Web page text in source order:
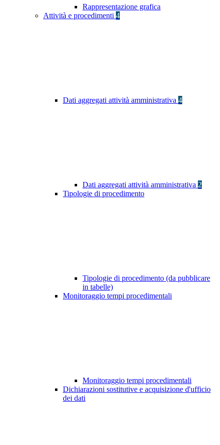
Rappresentazione grafica
Attività e procedimenti 4
Dati aggregati attività amministrativa 4
Dati aggregati attività amministrativa 2
Tipologie di procedimento
Tipologie di procedimento (da pubblicare
in tabelle)
Monitoraggio tempi procedimentali
Monitoraggio tempi procedimentali
Dichiarazioni sostitutive e acquisizione d'ufficio
dei dati